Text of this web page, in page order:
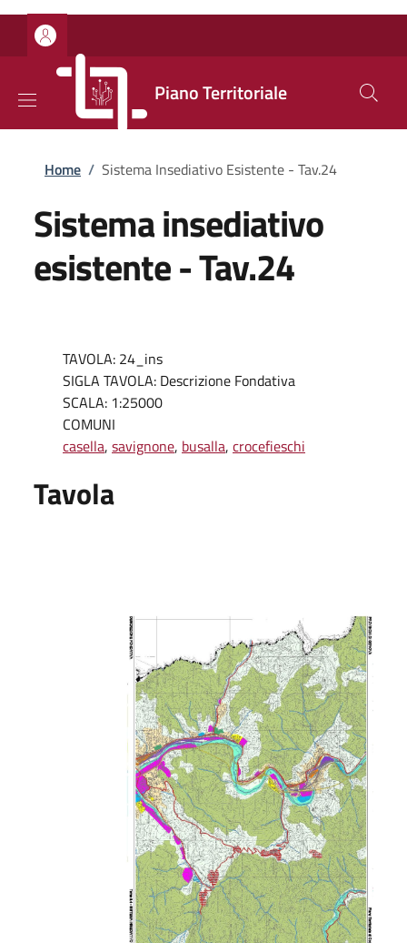
Salta al contenuto principale
Skip to footer content
Piano Territoriale
Briciole di pane
Home / Sistema Insediativo Esistente - Tav.24
Sistema insediativo
esistente - Tav.24
TAVOLA: 24_ins
SIGLA TAVOLA: Descrizione Fondativa
SCALA: 1:25000
COMUNI
casella, savignone, busalla, crocefieschi
Tavola